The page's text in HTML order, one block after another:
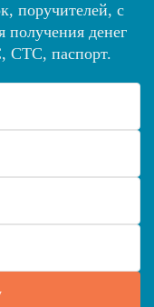
поручителей, с
денег
СТС, паспорт.